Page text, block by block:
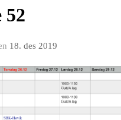
52
18. des 2019